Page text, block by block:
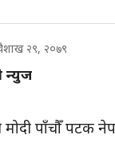
२९, २०७९
न्युज